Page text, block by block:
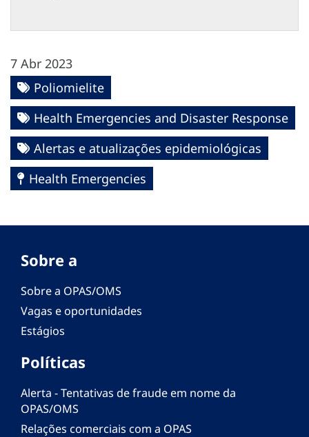
7 Abr 2023
Poliomielite
Health Emergencies and Disaster Response
Alertas e atualizações epidemiológicas
Health Emergencies
Sobre a
Sobre a OPAS/OMS
Vagas e oportunidades
Estágios
Políticas
Alerta - Tentativas de fraude em nome da
OPAS/OMS
Relações comerciais com a OPAS